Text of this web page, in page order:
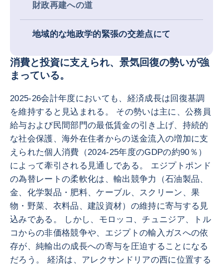
財政再建への道
地域的な地政学的緊張の交差点にて
消費と投資に支えられ、景気回復の勢いが強
まっている。
2025-26会計年度においても、経済成長は回復基調
を維持すると見込まれる。 その勢いは主に、公務員
給与および民間部門の最低賃金の引き上げ、持続的
な社会保護、海外在住者からの送金流入の増加に支
えられた個人消費（2024-25年度のGDPの約90％）
によって牽引される見通しである。 エジプトポンド
の為替レートの柔軟化は、輸出競争力（石油製品、
金、化学製品・肥料、ケーブル、スクリーン、果
物・野菜、衣料品、建設資材）の維持に寄与する見
込みである。 しかし、モロッコ、チュニジア、トル
コからの非価格競争や、エジプトの輸入ガスへの依
存が、純輸出の成長への寄与を圧迫することになる
だろう。 経済は、アレクサンドリアの西に位置する